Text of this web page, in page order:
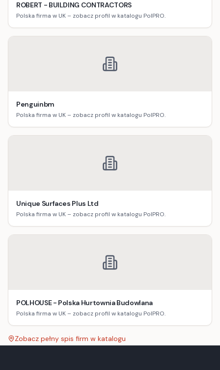
ROBERT - BUILDING CONTRACTORS
Polska firma w UK – zobacz profil w katalogu PolPRO.
Penguinbm
Polska firma w UK – zobacz profil w katalogu PolPRO.
Unique Surfaces Plus Ltd
Polska firma w UK – zobacz profil w katalogu PolPRO.
POLHOUSE - Polska Hurtownia Budowlana
Polska firma w UK – zobacz profil w katalogu PolPRO.
Zobacz pełny spis firm w katalogu